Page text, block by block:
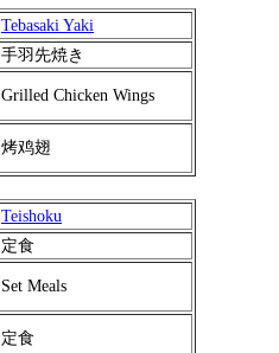
Tebasaki Yaki
手羽先焼き
Grilled Chicken Wings
烤鸡翅
Teishoku
定食
Set Meals
定食